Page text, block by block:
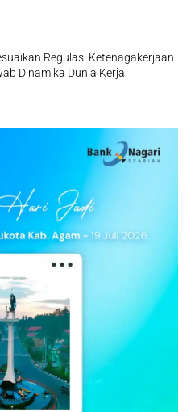
Regulasi Ketenagakerjaan
Dinamika Dunia Kerja